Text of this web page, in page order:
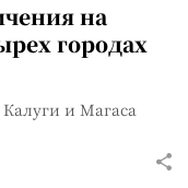
на
городах
Калуги и Магаса